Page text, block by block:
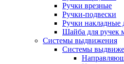
Ручки врезные
Ручки-подвески
Ручки накладные
Шайба для ручек
Системы выдвижения
Системы